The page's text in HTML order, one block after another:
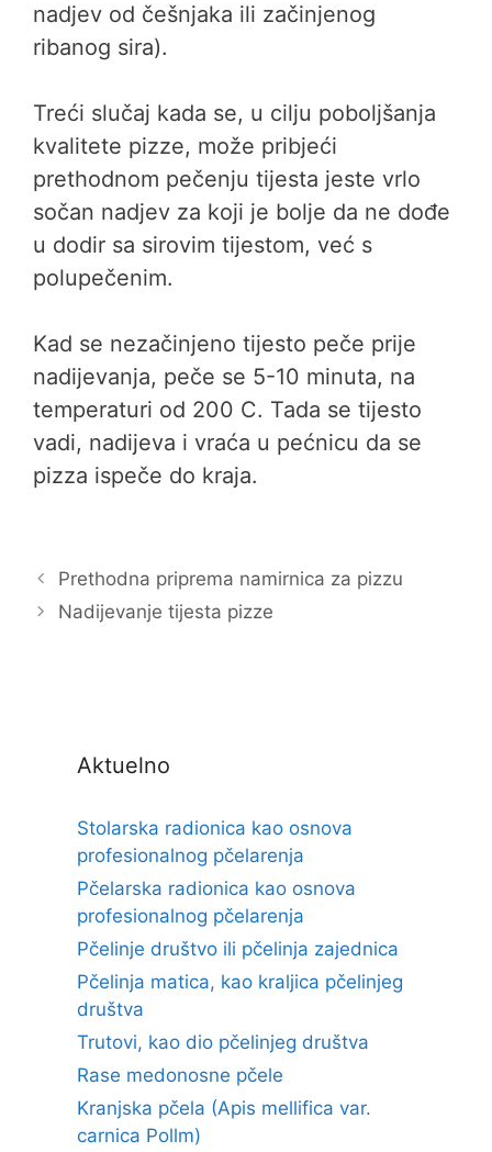
nadjev od češnjaka ili začinjenog
ribanog sira).
Treći slučaj kada se, u cilju poboljšanja
kvalitete pizze, može pribjeći
prethodnom pečenju tijesta jeste vrlo
sočan nadjev za koji je bolje da ne dođe
u dodir sa sirovim tijestom, već s
polupečenim.
Kad se nezačinjeno tijesto peče prije
nadijevanja, peče se 5-10 minuta, na
temperaturi od 200 C. Tada se tijesto
vadi, nadijeva i vraća u pećnicu da se
pizza ispeče do kraja.
Prethodna priprema namirnica za pizzu
Nadijevanje tijesta pizze
Aktuelno
Stolarska radionica kao osnova
profesionalnog pčelarenja
Pčelarska radionica kao osnova
profesionalnog pčelarenja
Pčelinje društvo ili pčelinja zajednica
Pčelinja matica, kao kraljica pčelinjeg
društva
Trutovi, kao dio pčelinjeg društva
Rase medonosne pčele
Kranjska pčela (Apis mellifica var.
carnica Pollm)